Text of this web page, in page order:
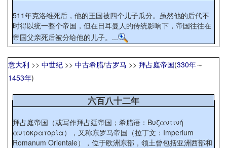
511年克洛维死后，他的王国被四个儿子瓜分。虽然他的后代不
时得以统一整个帝国，但在日耳曼人的传统影响下，帝国往往在
帝国父亲死后被分给他的儿子。...
意大利 >> 中世纪 >> 中古希腊/古罗马 >> 拜占庭帝国(330年～
1453年)
六百八十二年
拜占庭帝国（或写作拜占廷帝国；希腊语：Βυζαντινή
αυτοκρατορία），又称东罗马帝国（拉丁文：Imperium
Romanum Orientale），位于欧洲东部，领土曾包括亚洲西部和